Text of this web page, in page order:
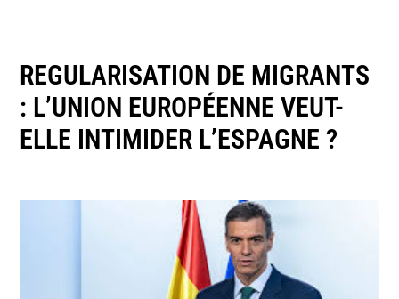
REGULARISATION DE MIGRANTS
: L’UNION EUROPÉENNE VEUT-
ELLE INTIMIDER L’ESPAGNE ?